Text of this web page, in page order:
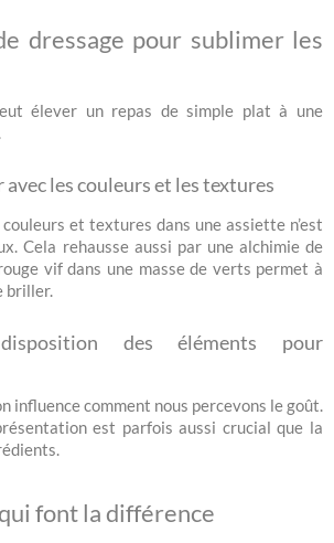
dressage pour sublimer les
élever un repas de simple plat à une
avec les couleurs et les textures
et textures dans une assiette n’est
Cela rehausse aussi par une alchimie de
vif dans une masse de verts permet à
briller.
des éléments pour
influence comment nous percevons le goût.
est parfois aussi crucial que la
font la différence